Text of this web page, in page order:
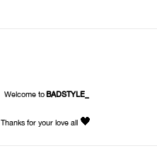
Welcome toBADSTYLE_
Thanks for your love all 🖤